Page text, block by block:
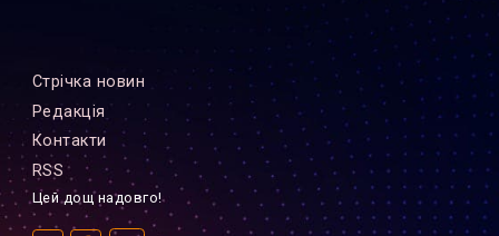
Стрiчка новин
Редакцiя
Контакти
RSS
Цей дощ надовго!